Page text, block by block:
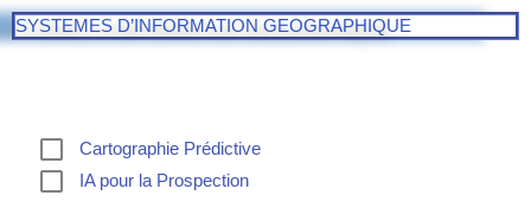
SYSTEMES D’INFORMATION GEOGRAPHIQUE
Cartographie Prédictive
IA pour la Prospection